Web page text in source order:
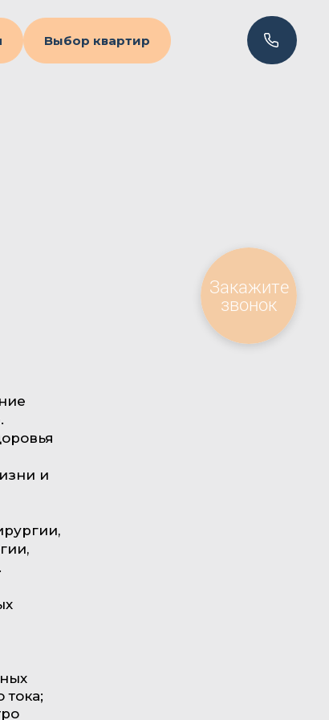
Выбор квартир
и
тока;
Закажите
звонок